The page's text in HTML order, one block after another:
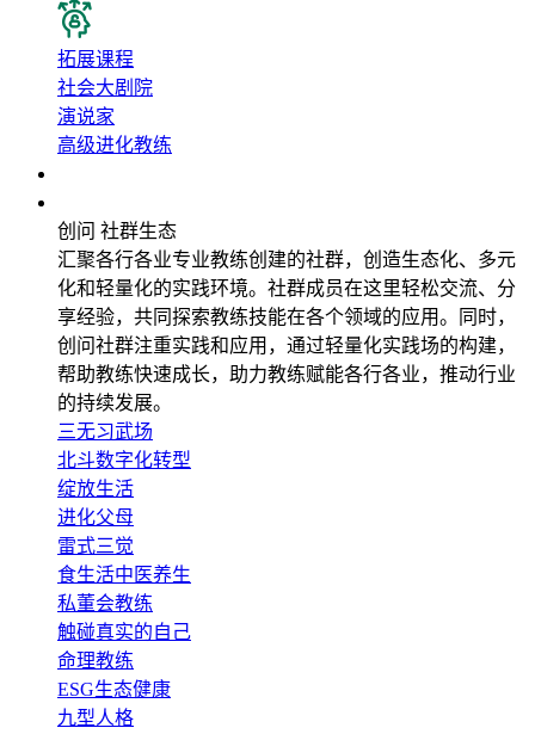
拓展课程
社会大剧院
演说家
高级进化教练
创问 社群生态
汇聚各行各业专业教练创建的社群，创造生态化、多元
化和轻量化的实践环境。社群成员在这里轻松交流、分
享经验，共同探索教练技能在各个领域的应用。同时，
创问社群注重实践和应用，通过轻量化实践场的构建，
帮助教练快速成长，助力教练赋能各行各业，推动行业
的持续发展。
三无习武场
北斗数字化转型
绽放生活
进化父母
雷式三觉
食生活中医养生
私董会教练
触碰真实的自己
命理教练
ESG生态健康
九型人格